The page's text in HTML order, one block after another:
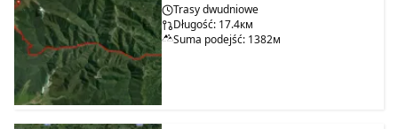
Trasy dwudniowe
Długość: 17.4км
Suma podejść: 1382м